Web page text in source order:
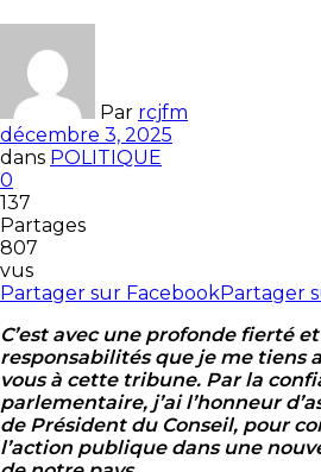
Par rcjfm
décembre 3, 2025
dans POLITIQUE
0
137
Partages
807
vus
Partager sur FacebookPartager
C’est avec une profonde fierté
responsabilités que je me tiens
vous à cette tribune. Par la
parlementaire, j’ai l’honneur
de Président du Conseil, pour
l’action publique dans une